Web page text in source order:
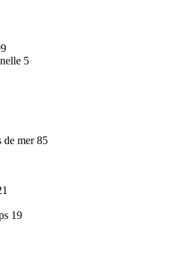
5
de mer85
19